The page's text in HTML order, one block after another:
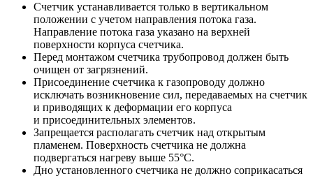
Счетчик устанавливается только в вертикальном
положении с учетом направления потока газа.
Направление потока газа указано на верхней
поверхности корпуса счетчика.
Перед монтажом счетчика трубопровод должен быть
очищен от загрязнений.
Присоединение счетчика к газопроводу должно
исключать возникновение сил, передаваемых на счетчик
и приводящих к деформации его корпуса
и присоединительных элементов.
Запрещается располагать счетчик над открытым
пламенем. Поверхность счетчика не должна
подвергаться нагреву выше 55°С.
Дно установленного счетчика не должно соприкасаться